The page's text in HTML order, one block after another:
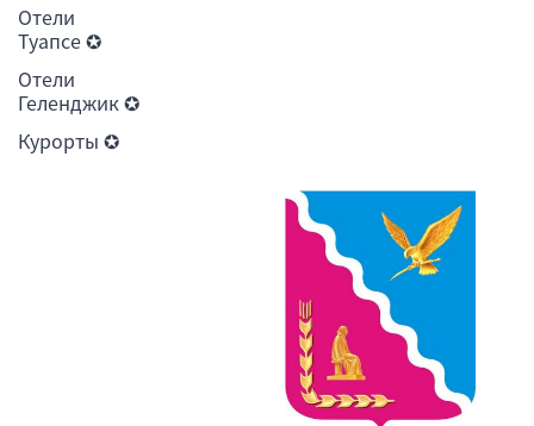
Отели
Туапсе ✪
Отели
Геленджик ✪
Курорты ✪